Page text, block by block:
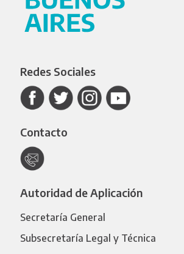
Redes Sociales
Contacto
Autoridad de Aplicación
Secretaría General
Subsecretaría Legal y Técnica